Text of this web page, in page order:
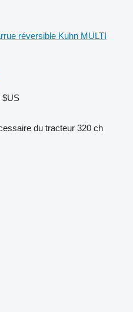
réversible Kuhn MULTI
$US
du tracteur 320 ch